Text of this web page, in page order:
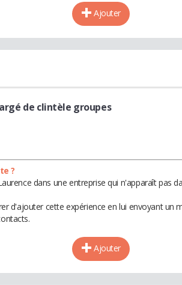
Ajouter
de clintèle groupes
?
dans une entreprise qui n'apparaît pas
d'ajouter cette expérience en lui envoyant un
Ajouter